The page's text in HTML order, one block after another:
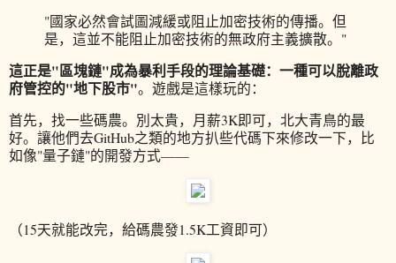
"國家必然會試圖減緩或阻止加密技術的傳播。但
是，這並不能阻止加密技術的無政府主義擴散。"
這正是"區塊鏈"成為暴利手段的理論基礎：一種可以脫離政
府管控的"地下股市"。遊戲是這樣玩的：
首先，找一些碼農。別太貴，月薪3K即可，北大青鳥的最
好。讓他們去GitHub之類的地方扒些代碼下來修改一下，比
如像"量子鏈"的開發方式——
（15天就能改完，給碼農發1.5K工資即可）